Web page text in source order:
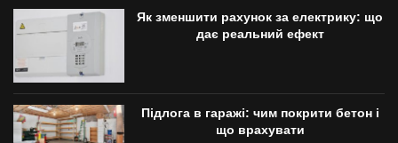
Як зменшити рахунок за електрику: що
дає реальний ефект
Підлога в гаражі: чим покрити бетон і
що врахувати